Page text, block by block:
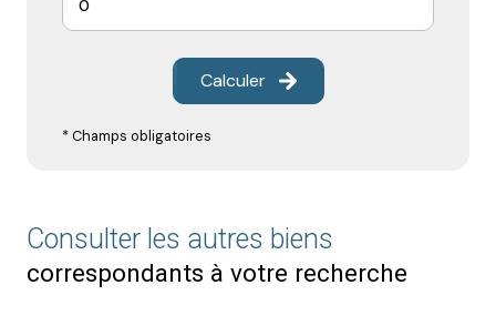
Calculer
* Champs obligatoires
Consulter les autres biens
correspondants à votre recherche